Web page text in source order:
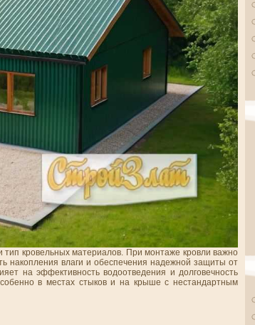
кровельных материалов. При монтаже кровли важно
накопления влаги и обеспечения надежной защиты от
на эффективность водоотведения и долговечность
в местах стыков и на крыше с нестандартным